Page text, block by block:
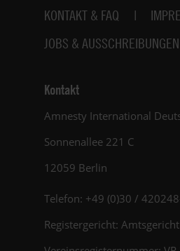
Fußbereich
KONTAKT & FAQ
JOBS & AUSSCHREIBUNGEN
Kontakt
Amnesty International
Sonnenallee 221 C
12059 Berlin
Telefon: +49 (0)30 /
Registergericht: